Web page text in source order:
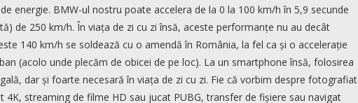
energie. BMW-ul nostru poate accelera de la 0 la 100 km/h în 5,9 secunde
de 250 km/h. În viața de zi cu zi însă, aceste performanțe nu au decât
140 km/h se soldează cu o amendă în România, la fel ca și o accelerație
(acolo unde plecăm de obicei de pe loc). La un smartphone însă, folosirea
dar și foarte necesară în viața de zi cu zi. Fie că vorbim despre fotografiat
streaming de filme HD sau jucat PUBG, transfer de fișiere sau navigat